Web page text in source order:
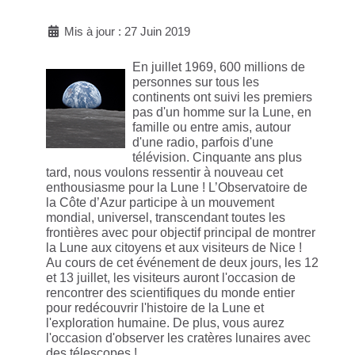
Mis à jour : 27 Juin 2019
En juillet 1969, 600 millions de
personnes sur tous les
continents ont suivi les premiers
pas d'un homme sur la Lune, en
famille ou entre amis, autour
d'une radio, parfois d'une
télévision. Cinquante ans plus
tard, nous voulons ressentir à nouveau cet
enthousiasme pour la Lune ! L’Observatoire de
la Côte d’Azur participe à un mouvement
mondial, universel, transcendant toutes les
frontières avec pour objectif principal de montrer
la Lune aux citoyens et aux visiteurs de Nice !
Au cours de cet événement de deux jours, les 12
et 13 juillet, les visiteurs auront l'occasion de
rencontrer des scientifiques du monde entier
pour redécouvrir l'histoire de la Lune et
l'exploration humaine. De plus, vous aurez
l'occasion d'observer les cratères lunaires avec